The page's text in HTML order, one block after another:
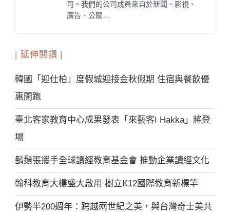
司。我們的公司成員來自於新聞、影視、
廣告、公關…
| 延伸閱讀 |
韓國「迎仕柏」度假城迎接金秋假期 住宿與餐飲優
惠開跑
臺北客家教育中心成果發表「來藝客I Hakka」將登
場
鬍鬚張攜手全球讀經教育基金會 推動企業讀經文化
翰科教育大樓盛大啟用 樹立K12國際教育新標竿
伊勢半200週年：跨越兩世紀之美，與台灣奇士美共